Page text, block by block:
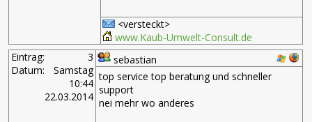
<versteckt>
www.Kaub-Umwelt-Consult.de
Eintrag:
3
Datum:
Samstag
10:44
22.03.2014
sebastian
top service top beratung und schneller
support
nei mehr wo anderes